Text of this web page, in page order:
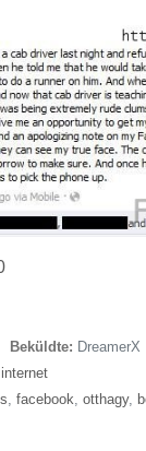
Beküldte: DreamerX
, facebook, otthagy,